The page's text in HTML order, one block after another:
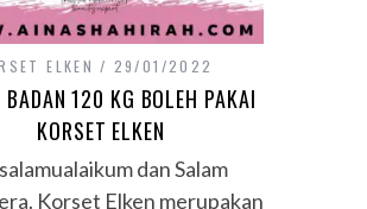
ELKEN 29/01/2022
BADAN 120 KG BOLEH PAKAI
KORSET ELKEN
dan Salam
Korset Elken merupakan